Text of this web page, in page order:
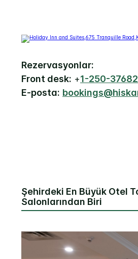
Rezervasyonlar:
Front desk: +1-250-
E-posta:
Şehirdeki En Büyük Otel
Salonlarından Biri